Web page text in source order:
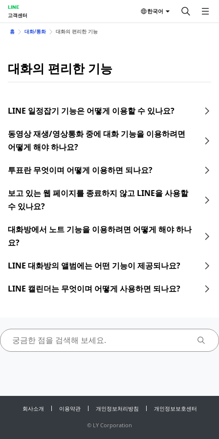
LINE
고객센터
한국어
홈 대화/통화 대화의 편리한 기능
대화의 편리한 기능
LINE 일정잡기 기능은 어떻게 이용할 수 있나요?
동영상 재생/영상통화 중에 대화 기능을 이용하려면
어떻게 해야 하나요?
투표란 무엇이며 어떻게 이용하면 되나요?
보고 있는 웹 페이지를 종료하지 않고 LINE을 사용할
수 있나요?
대화방에서 노트 기능을 이용하려면 어떻게 해야 하나
요?
LINE 대화방의 앨범에는 어떤 기능이 제공되나요?
LINE 캘린더는 무엇이며 어떻게 사용하면 되나요?
회사소개 이용약관 개인정보처리방침 개인정보보호센터
© LY Corporation